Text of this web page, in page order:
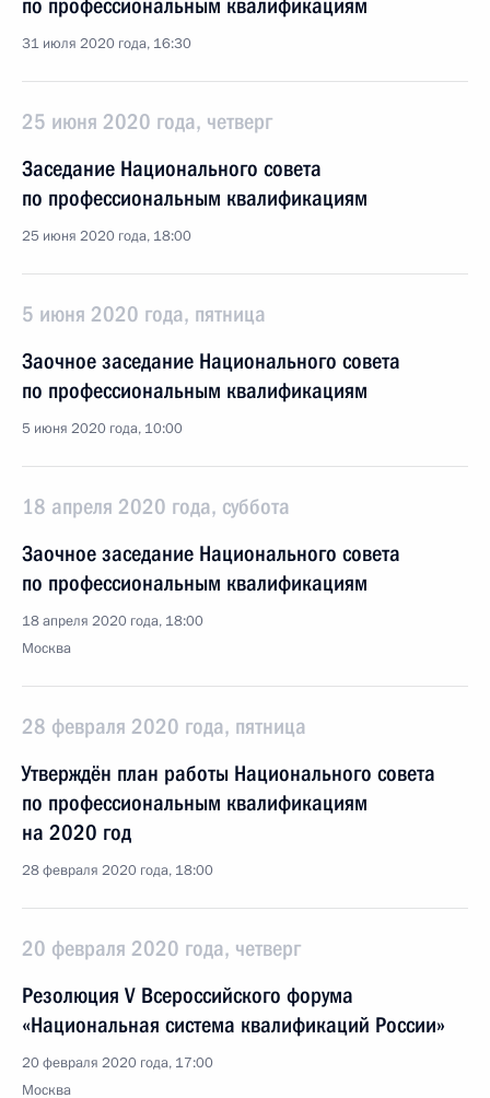
по профессиональным квалификациям
31 июля 2020 года, 16:30
25 июня 2020 года, четверг
Заседание Национального совета
по профессиональным квалификациям
25 июня 2020 года, 18:00
5 июня 2020 года, пятница
Заочное заседание Национального совета
по профессиональным квалификациям
5 июня 2020 года, 10:00
18 апреля 2020 года, суббота
Заочное заседание Национального совета
по профессиональным квалификациям
18 апреля 2020 года, 18:00
Москва
28 февраля 2020 года, пятница
Утверждён план работы Национального совета
по профессиональным квалификациям
на 2020 год
28 февраля 2020 года, 18:00
20 февраля 2020 года, четверг
Резолюция V Всероссийского форума
«Национальная система квалификаций России»
20 февраля 2020 года, 17:00
Москва